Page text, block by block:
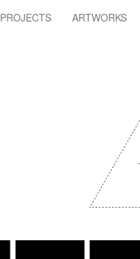
PROJECTS ARTWORKS